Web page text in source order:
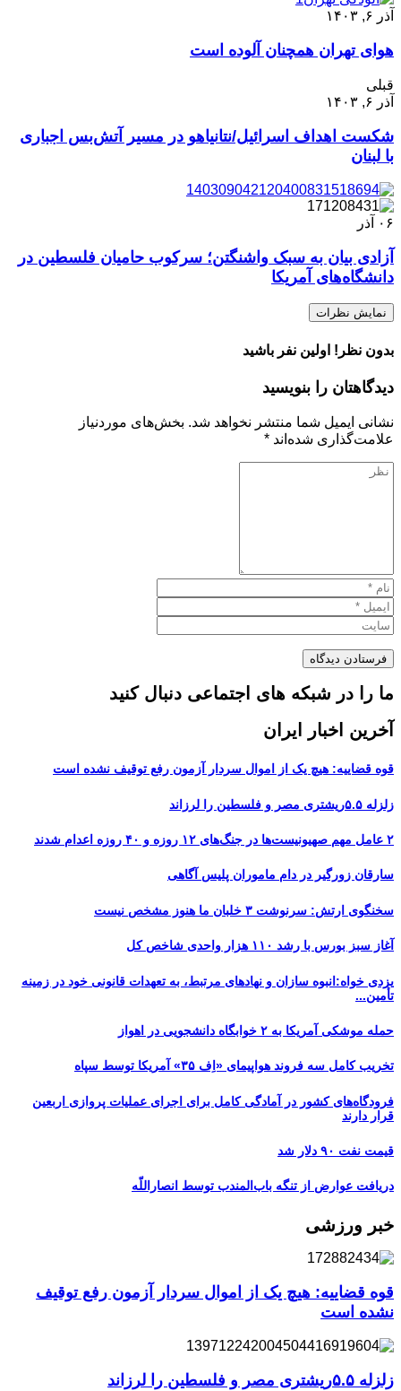
آذر ۶, ۱۴۰۳
هوای تهران همچنان آلوده است
قبلی
آذر ۶, ۱۴۰۳
شکست اهداف اسرائیل/نتانیاهو در مسیر آتش‌بس اجباری
با لبنان
۰۶ آذر
آزادی بیان به سبک واشنگتن؛ سرکوب حامیان فلسطین در
دانشگاه‌های آمریکا
نمایش نظرات
بدون نظر! اولین نفر باشید
دیدگاهتان را بنویسید
نشانی ایمیل شما منتشر نخواهد شد. بخش‌های موردنیاز
علامت‌گذاری شده‌اند *
ما را در شبکه های اجتماعی دنبال کنید
آخرین اخبار ایران
قوه قضاییه: هیچ یک از اموال سردار آزمون رفع توقیف نشده است
زلزله ۵.۵ریشتری مصر و فلسطین را لرزاند
۲ عامل مهم صهیونیست‌ها در جنگ‌های ۱۲ روزه و ۴۰ روزه اعدام شدند
سارقان زورگیر در دام ماموران پلیس آگاهی
سخنگوی ارتش: سرنوشت ۳ خلبان ما هنوز مشخص نیست
آغاز سبز بورس با رشد ۱۱۰ هزار واحدی شاخص کل
یزدی خواه:انبوه سازان و نهادهای مرتبط، به تعهدات قانونی خود در زمینه
تأمین...
حمله موشکی آمریکا به ۲ خوابگاه دانشجویی در اهواز
تخریب کامل سه فروند هواپیمای «اِف ۳۵» آمریکا توسط سپاه
فرودگاه‌های کشور در آمادگی کامل برای اجرای عملیات پروازی اربعین
قرار دارند
قیمت نفت ۹۰ دلار شد
دریافت عوارض از تنگه باب‌المندب توسط انصاراللّه
خبر ورزشی
قوه قضاییه: هیچ یک از اموال سردار آزمون رفع توقیف
نشده است
زلزله ۵.۵ریشتری مصر و فلسطین را لرزاند